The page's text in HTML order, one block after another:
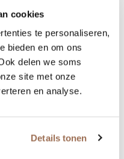
cookies
te personaliseren,
bieden en om ons
delen we soms
site met onze
en analyse.
Details tonen